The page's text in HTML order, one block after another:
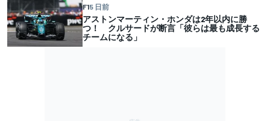
F15 日前
アストンマーティン・ホンダは2年以内に勝
つ！ クルサードが断言「彼らは最も成長する
チームになる」